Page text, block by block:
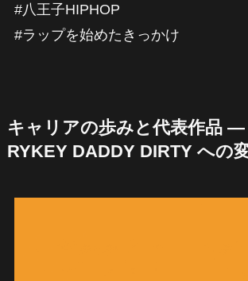
#八王子HIPHOP
#ラップを始めたきっかけ
キャリアの歩みと代表作品
RYKEY DADDY DIRTY への